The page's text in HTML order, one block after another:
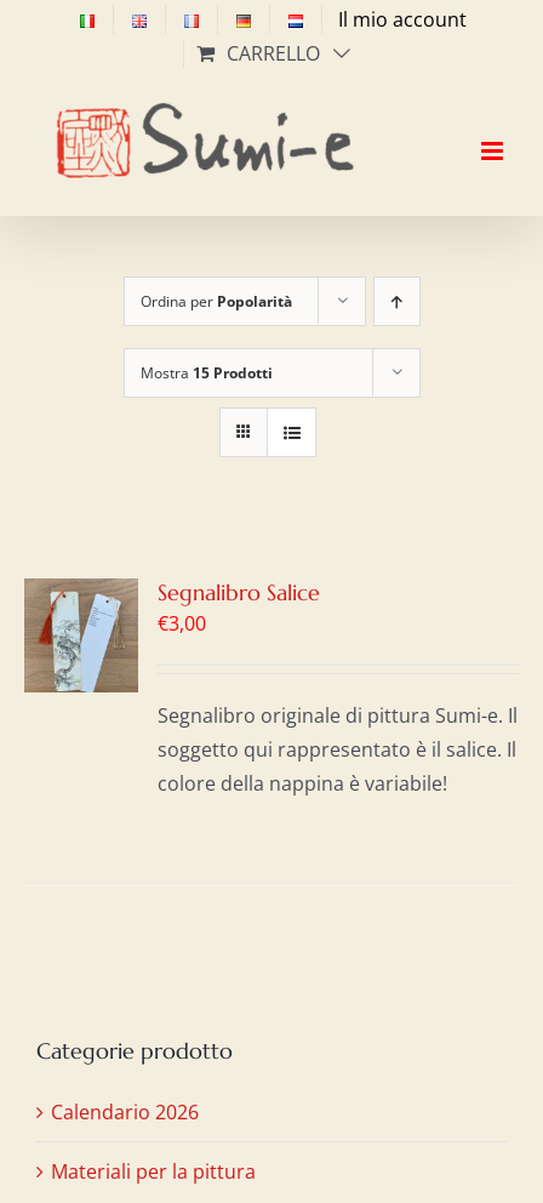
Il mio account
CARRELLO
Ordina per Popolarità
Mostra 15 Prodotti
Segnalibro Salice
€3,00
Segnalibro originale di pittura Sumi-e. Il
soggetto qui rappresentato è il salice. Il
colore della nappina è variabile!
Categorie prodotto
Calendario 2026
Materiali per la pittura